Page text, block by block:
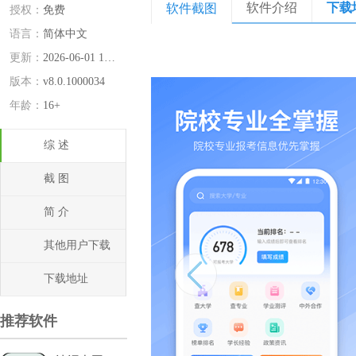
授权： 免费
语言： 简体中文
更新：
2026-06-01 16:08:11
版本： v8.0.1000034
年龄： 16+
综 述
截 图
简 介
其他用户下载
下载地址
推荐软件
软件截图 软件介绍 下载